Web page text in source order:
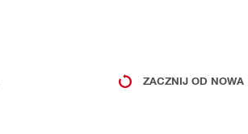
ZACZNIJ OD NOWA